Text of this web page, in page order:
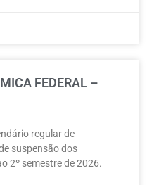
FEDERAL –
regular de
suspensão dos
2º semestre de 2026.